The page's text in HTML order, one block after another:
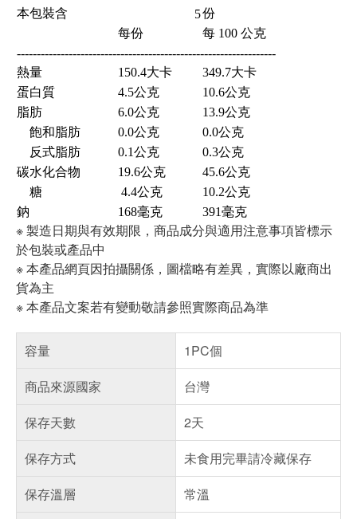
本包裝含
5份
每份
每 100 公克
-----------------------------------------------------------------
熱量
150.4大卡
349.7大卡
蛋白質
4.5公克
10.6公克
脂肪
6.0公克
13.9公克
飽和脂肪
0.0公克
0.0公克
反式脂肪
0.1公克
0.3公克
碳水化合物
19.6公克
45.6公克
糖
4.4公克
10.2公克
鈉
168毫克 391毫克
※ 製造日期與有效期限，商品成分與適用注意事項皆標示
於包裝或產品中
※ 本產品網頁因拍攝關係，圖檔略有差異，實際以廠商出
貨為主
※ 本產品文案若有變動敬請參照實際商品為準
容量
1PC個
商品來源國家
台灣
保存天數
2天
保存方式
未食用完畢請冷藏保存
保存溫層
常溫